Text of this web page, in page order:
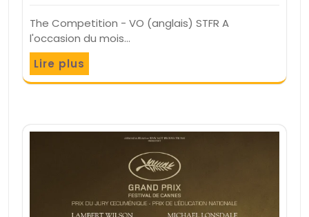
The Competition - VO (anglais) STFR A
l'occasion du mois…
Lire plus